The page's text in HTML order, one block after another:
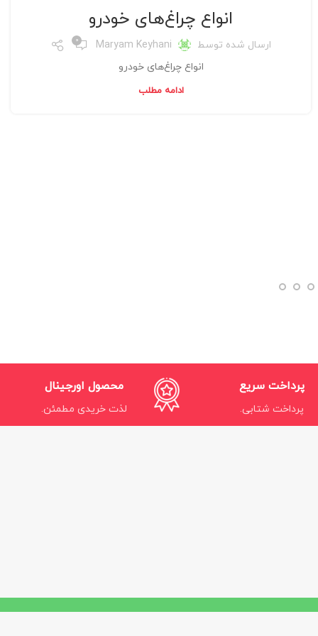
انواع چراغ‌های خودرو
ارسال شده توسط Maryam Keyhani
0
انواع چراغ‌های خودرو
ادامه مطلب
پرداخت سریع
پرداخت شتابی.
محصول اورجینال
لذت خریدی مطمئن.